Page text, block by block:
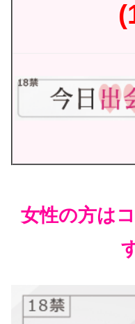
女性の方は